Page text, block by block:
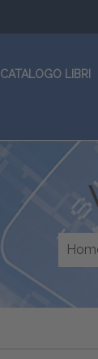
CATALOGO LIBRI